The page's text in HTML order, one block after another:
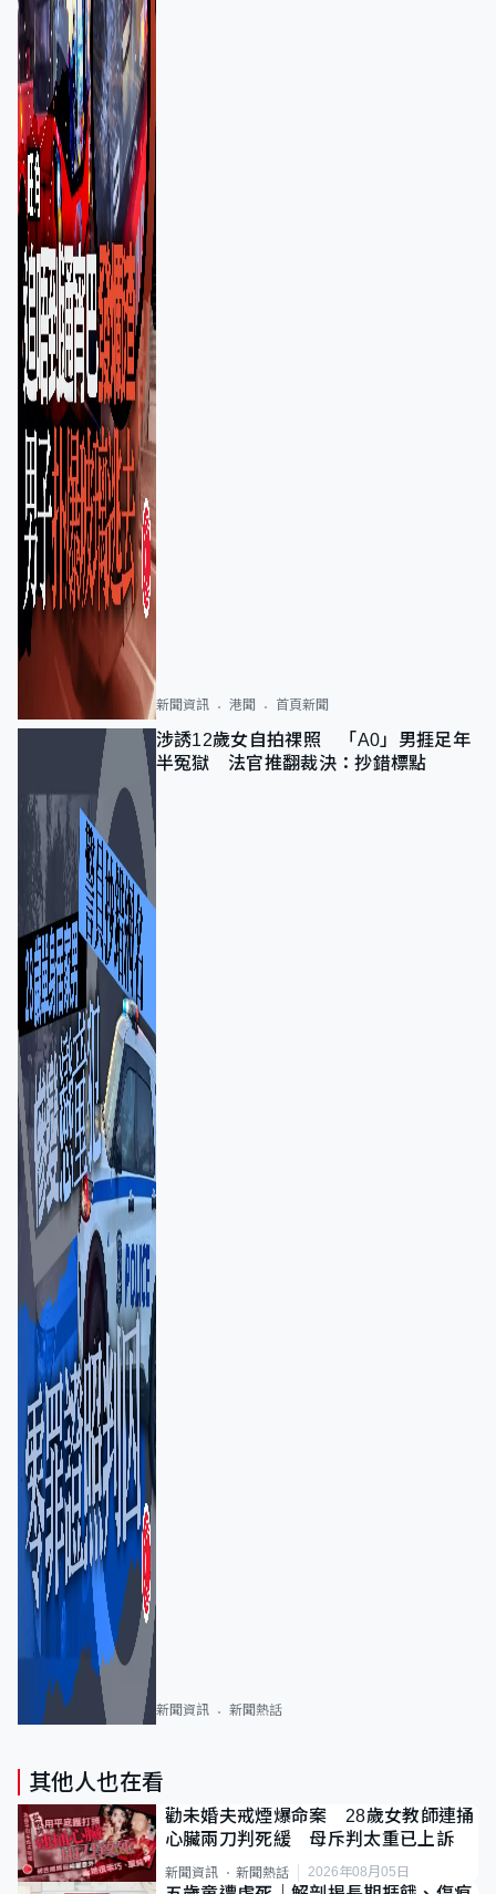
新聞資訊 港聞 首頁新聞
涉誘12歲女自拍祼照 「A0」男捱足年
半冤獄 法官推翻裁決：抄錯標點
新聞資訊 新聞熱話
其他人也在看
勸未婚夫戒煙爆命案 28歲女教師連捅
心臟兩刀判死緩 母斥判太重已上訴
新聞資訊 新聞熱話 2026年08月05日